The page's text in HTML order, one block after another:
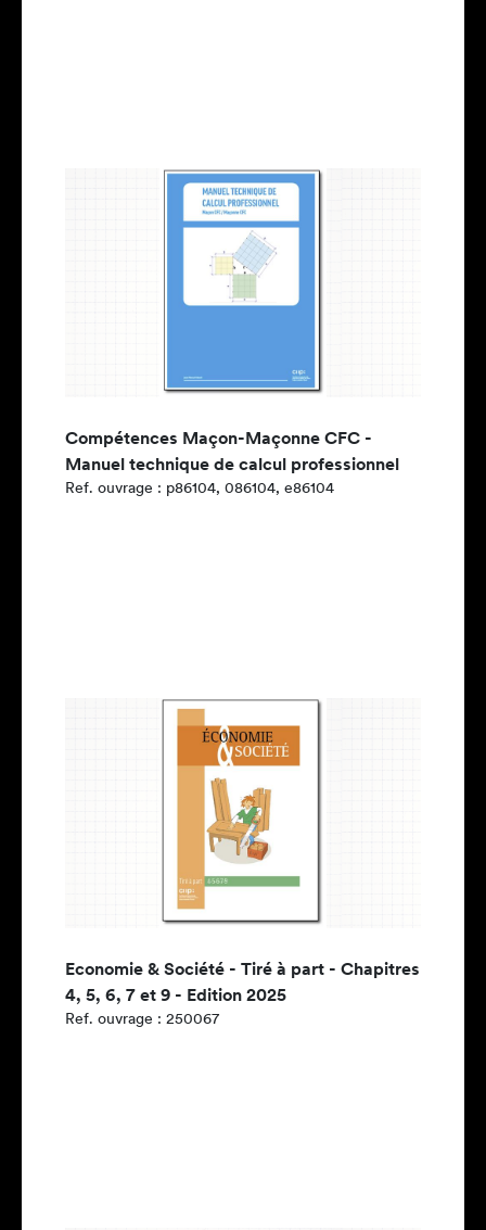
Compétences Maçon-Maçonne CFC -
Manuel technique de calcul professionnel
Ref. ouvrage : p86104, 086104, e86104
Economie & Société - Tiré à part - Chapitres
4, 5, 6, 7 et 9 - Edition 2025
Ref. ouvrage : 250067